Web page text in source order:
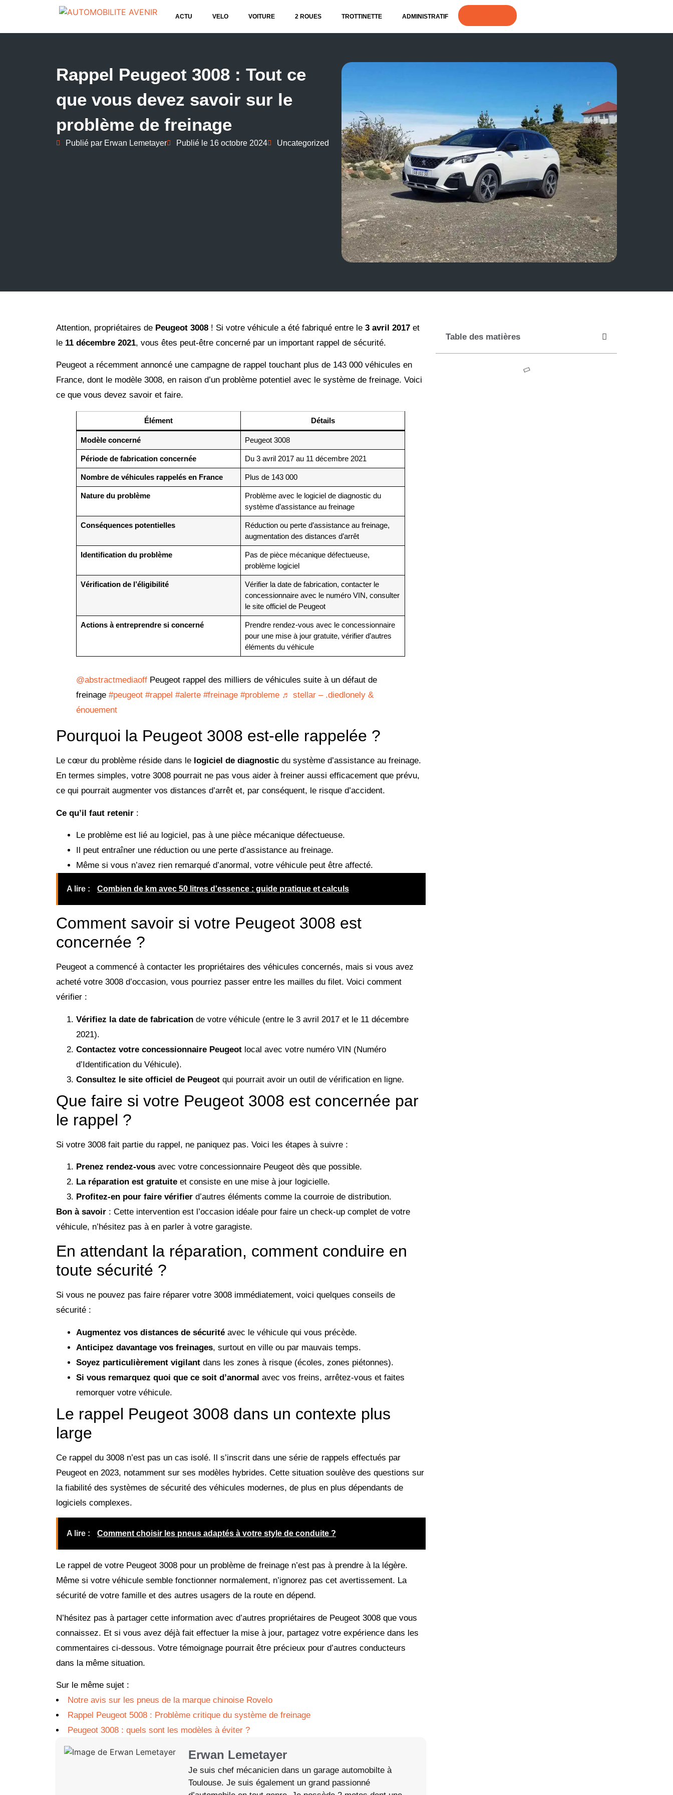
ACTU VELO VOITURE 2 ROUES TROTTINETTE ADMINISTRATIF
Rappel Peugeot 3008 : Tout ce
que vous devez savoir sur le
problème de freinage
Publié par Erwan Lemetayer Publié le 16 octobre 2024 Uncategorized
Attention, propriétaires de Peugeot 3008 ! Si votre véhicule a été fabriqué entre le 3 avril 2017 et
le 11 décembre 2021, vous êtes peut-être concerné par un important rappel de sécurité.
Peugeot a récemment annoncé une campagne de rappel touchant plus de 143 000 véhicules en
France, dont le modèle 3008, en raison d’un problème potentiel avec le système de freinage. Voici
ce que vous devez savoir et faire.
Élément Détails
Modèle concerné Peugeot 3008
Période de fabrication concernée Du 3 avril 2017 au 11 décembre 2021
Nombre de véhicules rappelés en France Plus de 143 000
Nature du problème
Problème avec le logiciel de diagnostic du
système d’assistance au freinage
Conséquences potentielles
Réduction ou perte d’assistance au freinage,
augmentation des distances d’arrêt
Identification du problème
Pas de pièce mécanique défectueuse,
problème logiciel
Vérification de l’éligibilité
Vérifier la date de fabrication, contacter le
concessionnaire avec le numéro VIN, consulter
le site officiel de Peugeot
Actions à entreprendre si concerné
Prendre rendez-vous avec le concessionnaire
pour une mise à jour gratuite, vérifier d’autres
éléments du véhicule
@abstractmediaoff Peugeot rappel des milliers de véhicules suite à un défaut de
freinage #peugeot #rappel #alerte #freinage #probleme ♬ stellar – .diedlonely &
énouement
Pourquoi la Peugeot 3008 est-elle rappelée ?
Le cœur du problème réside dans le logiciel de diagnostic du système d’assistance au freinage.
En termes simples, votre 3008 pourrait ne pas vous aider à freiner aussi efficacement que prévu,
ce qui pourrait augmenter vos distances d’arrêt et, par conséquent, le risque d’accident.
Ce qu’il faut retenir :
Le problème est lié au logiciel, pas à une pièce mécanique défectueuse.
Il peut entraîner une réduction ou une perte d’assistance au freinage.
Même si vous n’avez rien remarqué d’anormal, votre véhicule peut être affecté.
A lire : Combien de km avec 50 litres d'essence : guide pratique et calculs
Comment savoir si votre Peugeot 3008 est
concernée ?
Peugeot a commencé à contacter les propriétaires des véhicules concernés, mais si vous avez
acheté votre 3008 d’occasion, vous pourriez passer entre les mailles du filet. Voici comment
vérifier :
Vérifiez la date de fabrication de votre véhicule (entre le 3 avril 2017 et le 11 décembre
2021).
Contactez votre concessionnaire Peugeot local avec votre numéro VIN (Numéro
d’Identification du Véhicule).
Consultez le site officiel de Peugeot qui pourrait avoir un outil de vérification en ligne.
Que faire si votre Peugeot 3008 est concernée par
le rappel ?
Si votre 3008 fait partie du rappel, ne paniquez pas. Voici les étapes à suivre :
Prenez rendez-vous avec votre concessionnaire Peugeot dès que possible.
La réparation est gratuite et consiste en une mise à jour logicielle.
Profitez-en pour faire vérifier d’autres éléments comme la courroie de distribution.
Bon à savoir : Cette intervention est l’occasion idéale pour faire un check-up complet de votre
véhicule, n’hésitez pas à en parler à votre garagiste.
En attendant la réparation, comment conduire en
toute sécurité ?
Si vous ne pouvez pas faire réparer votre 3008 immédiatement, voici quelques conseils de
sécurité :
Augmentez vos distances de sécurité avec le véhicule qui vous précède.
Anticipez davantage vos freinages, surtout en ville ou par mauvais temps.
Soyez particulièrement vigilant dans les zones à risque (écoles, zones piétonnes).
Si vous remarquez quoi que ce soit d’anormal avec vos freins, arrêtez-vous et faites
remorquer votre véhicule.
Le rappel Peugeot 3008 dans un contexte plus
large
Ce rappel du 3008 n’est pas un cas isolé. Il s’inscrit dans une série de rappels effectués par
Peugeot en 2023, notamment sur ses modèles hybrides. Cette situation soulève des questions sur
la fiabilité des systèmes de sécurité des véhicules modernes, de plus en plus dépendants de
logiciels complexes.
A lire : Comment choisir les pneus adaptés à votre style de conduite ?
Le rappel de votre Peugeot 3008 pour un problème de freinage n’est pas à prendre à la légère.
Même si votre véhicule semble fonctionner normalement, n’ignorez pas cet avertissement. La
sécurité de votre famille et des autres usagers de la route en dépend.
N’hésitez pas à partager cette information avec d’autres propriétaires de Peugeot 3008 que vous
connaissez. Et si vous avez déjà fait effectuer la mise à jour, partagez votre expérience dans les
commentaires ci-dessous. Votre témoignage pourrait être précieux pour d’autres conducteurs
dans la même situation.
Sur le même sujet :
Notre avis sur les pneus de la marque chinoise Rovelo
Rappel Peugeot 5008 : Problème critique du système de freinage
Peugeot 3008 : quels sont les modèles à éviter ?
Erwan Lemetayer
Je suis chef mécanicien dans un garage automobilte à
Toulouse. Je suis également un grand passionné
Table des matières